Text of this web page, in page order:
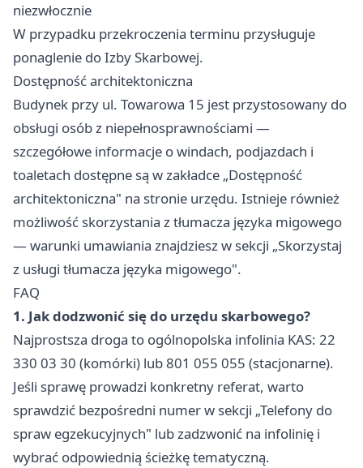
niezwłocznie
W przypadku przekroczenia terminu przysługuje
ponaglenie do Izby Skarbowej.
Dostępność architektoniczna
Budynek przy ul. Towarowa 15 jest przystosowany do
obsługi osób z niepełnosprawnościami —
szczegółowe informacje o windach, podjazdach i
toaletach dostępne są w zakładce „Dostępność
architektoniczna" na stronie urzędu. Istnieje również
możliwość skorzystania z tłumacza języka migowego
— warunki umawiania znajdziesz w sekcji „Skorzystaj
z usługi tłumacza języka migowego".
FAQ
1. Jak dodzwonić się do urzędu skarbowego?
Najprostsza droga to ogólnopolska infolinia KAS: 22
330 03 30 (komórki) lub 801 055 055 (stacjonarne).
Jeśli sprawę prowadzi konkretny referat, warto
sprawdzić bezpośredni numer w sekcji „Telefony do
spraw egzekucyjnych" lub zadzwonić na infolinię i
wybrać odpowiednią ścieżkę tematyczną.